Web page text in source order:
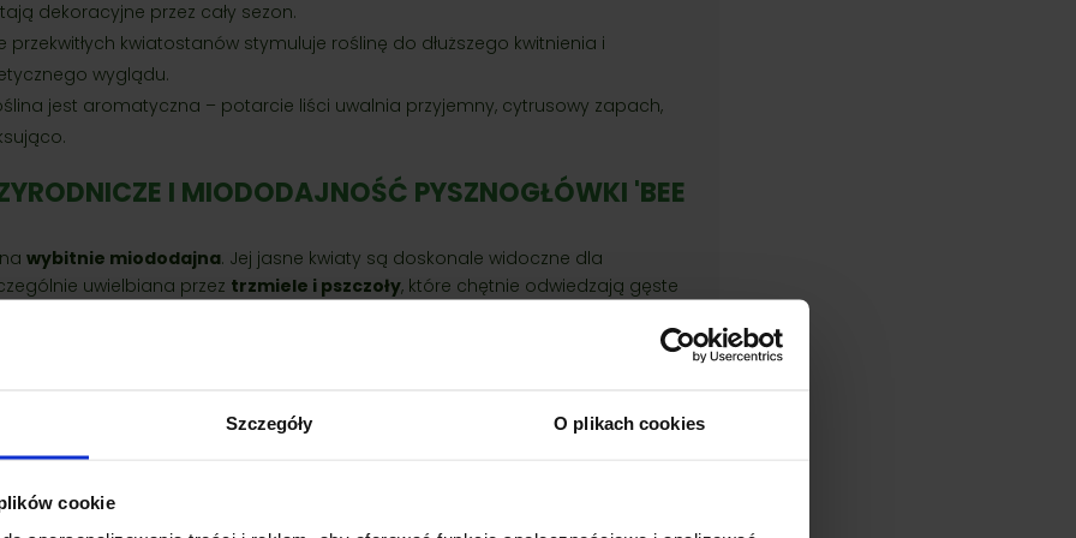
Szczegóły O plikach cookies
cookie
dekoracyjne przez cały sezon.
przekwitłych kwiatostanów stymuluje roślinę do dłuższego kwitnienia i
wyglądu.
jest aromatyczna – potarcie liści uwalnia przyjemny, cytrusowy zapach,
I MIODODAJNOŚĆ PYSZNOGŁÓWKI 'BEE
wybitnie miododajna. Jej jasne kwiaty są doskonale widoczne dla
uwielbiana przez trzmiele i pszczoły, które chętnie odwiedzają gęste
wysokości (ok. 30–40 cm), 'Bee Bright’ ma szerokie zastosowanie:
słońca.